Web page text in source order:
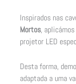
Inspirados nas
Mortos,
projetor LED
Desta forma,
adaptada a uma